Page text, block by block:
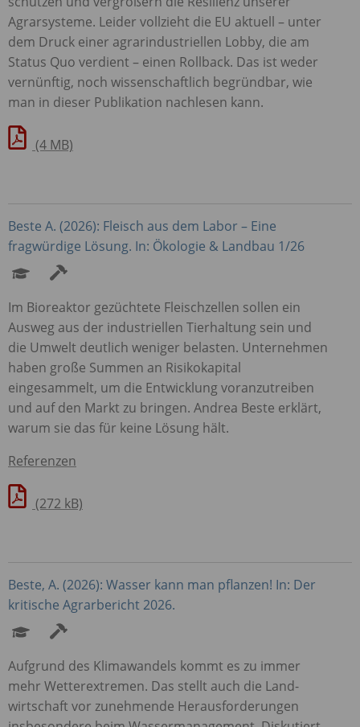
Agrarsysteme. Leider vollzieht die EU aktuell – unter
dem Druck einer agrarindustriellen Lobby, die am
Status Quo verdient – einen Rollback. Das ist weder
vernünftig, noch wissenschaftlich begründbar, wie
man in dieser Publikation nachlesen kann.
(4 MB)
Beste A. (2026): Fleisch aus dem Labor – Eine
fragwürdige Lösung. In: Ökologie & Landbau 1/26
Im Bioreaktor gezüchtete Fleischzellen sollen ein
Ausweg aus der industriellen Tierhaltung sein und
die Umwelt deutlich weniger belasten. Unternehmen
haben große Summen an Risikokapital
eingesammelt, um die Entwicklung voranzutreiben
und auf den Markt zu bringen. Andrea Beste erklärt,
warum sie das für keine Lösung hält.
Referenzen
(272 kB)
Beste, A. (2026): Wasser kann man pflanzen! In: Der
kritische Agrarbericht 2026.
Aufgrund des Klimawandels kommt es zu immer
mehr Wetterextremen. Das stellt auch die Land­
wirtschaft vor zunehmende Herausforderungen